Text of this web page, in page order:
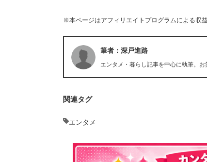
※本ページはアフィリエイトプログラムによる収
筆者：深戸進路
エンタメ・暮らし記事を中心に執筆。
関連タグ
エンタメ